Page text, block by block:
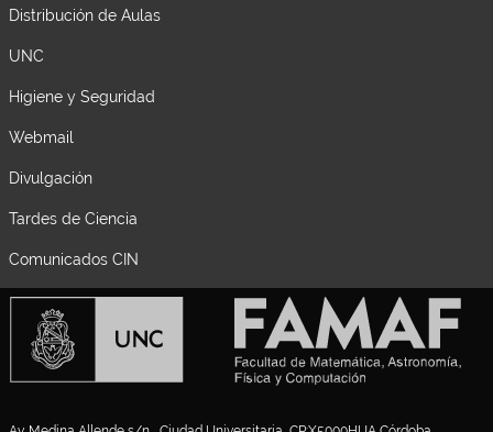
Distribución de Aulas
UNC
Higiene y Seguridad
Webmail
Divulgación
Tardes de Ciencia
Comunicados CIN